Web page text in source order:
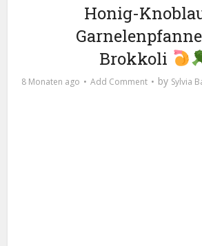
Honig-
Brokkoli
8 Monaten ago Add Comment by Sylvia